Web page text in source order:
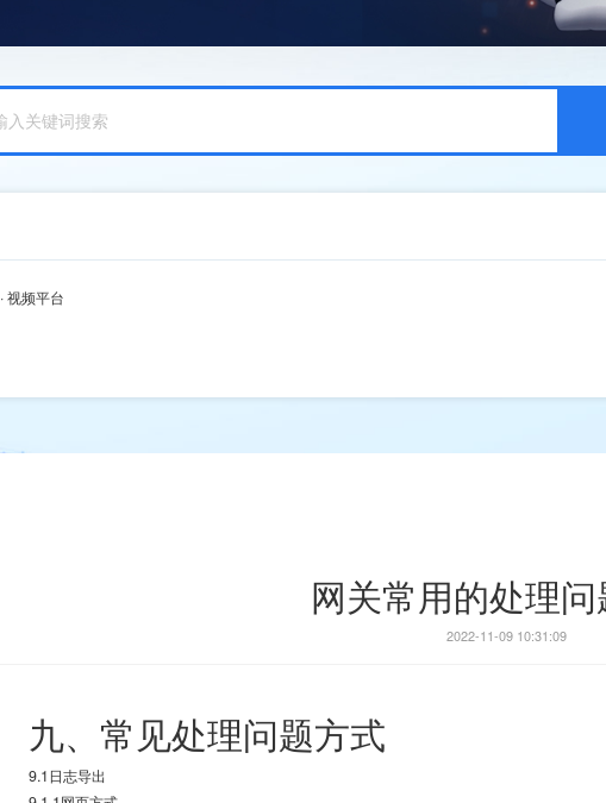
· 视频平台
网关常用的处理
2022-11-09 10:31:09
九、常见处理问题方式
9.1日志导出